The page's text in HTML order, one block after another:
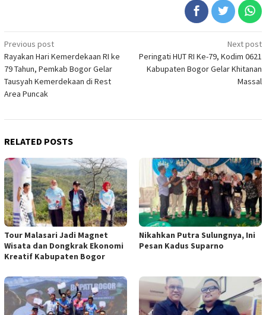
Post
navigation
Previous post
Rayakan Hari Kemerdekaan RI ke
79 Tahun, Pemkab Bogor Gelar
Tausyah Kemerdekaan di Rest
Area Puncak
Next post
Peringati HUT RI Ke-79, Kodim 0621
Kabupaten Bogor Gelar Khitanan
Massal
RELATED POSTS
Tour Malasari Jadi Magnet
Wisata dan Dongkrak Ekonomi
Kreatif Kabupaten Bogor
Nikahkan Putra Sulungnya, Ini
Pesan Kadus Suparno